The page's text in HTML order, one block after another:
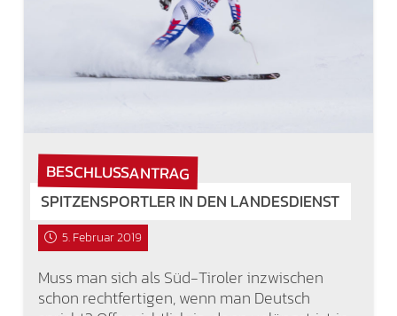
BESCHLUSSANTRAG
SPITZENSPORTLER IN DEN LANDESDIENST
5. Februar 2019
Muss man sich als Süd-Tiroler inzwischen
schon rechtfertigen, wenn man Deutsch